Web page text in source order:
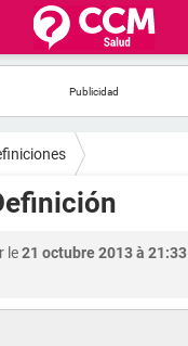
le21 octubre 2013 à 21:33